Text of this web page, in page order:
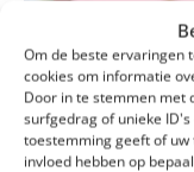
Om de beste ervaringen
cookies om informatie
Door in te stemmen met
surfgedrag of unieke
toestemming geeft of
invloed hebben op